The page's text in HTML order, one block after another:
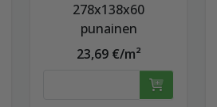
278x138x60
punainen
23,69 €/m²